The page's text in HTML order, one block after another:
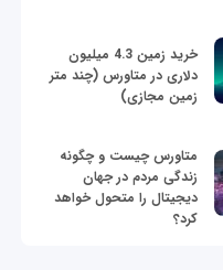
خرید زمین 4.3 میلیون
دلاری در متاورس (چند متر
زمین مجازی)
متاورس چیست و چگونه
زندگی مردم در جهان
دیجیتال را متحول خواهد
کرد؟